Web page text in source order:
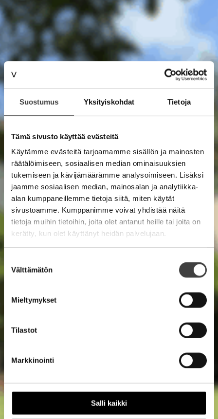
Suostumus Yksityiskohdat Tietoja
Tämä sivusto käyttää evästeitä
Käytämme evästeitä tarjoamamme sisällön ja mainosten
räätälöimiseen, sosiaalisen median ominaisuuksien
tukemiseen ja kävijämäärämme analysoimiseen. Lisäksi
jaamme sosiaalisen median, mainosalan ja analytiikka-
alan kumppaneillemme tietoja siitä, miten käytät
sivustoamme. Kumppanimme voivat yhdistää näitä
tietoja muihin tietoihin, joita olet antanut heille tai joita on
kerätty, kun olet käyttänyt heidän palvelujaan.
valinta
Välttämätön
Mieltymykset
Tilastot
Markkinointi
Salli kaikki